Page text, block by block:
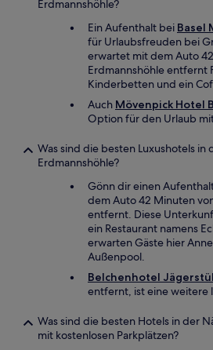
Erdmannshöhle?
Ein Aufenthalt bei Basel
für Urlaubsfreuden bei
erwartet mit dem Auto
Erdmannshöhle entfernt
Kinderbetten und ein
Auch Mövenpick Hotel
Option für den Urlaub
Was sind die besten Luxushotels in
Erdmannshöhle?
Gönn dir einen
dem Auto 42 Minuten
entfernt. Diese
ein Restaurant namens
erwarten Gäste hier
Außenpool.
Belchenhotel
entfernt, ist eine weitere
Was sind die besten Hotels in der
mit kostenlosen Parkplätzen?